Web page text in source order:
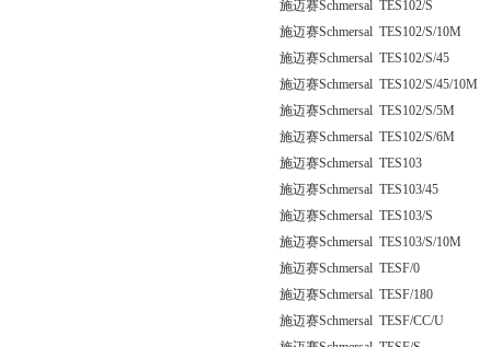
施迈赛Schmersal TES102/S
施迈赛Schmersal TES102/S/10M
施迈赛Schmersal TES102/S/45
施迈赛Schmersal TES102/S/45/10M
施迈赛Schmersal TES102/S/5M
施迈赛Schmersal TES102/S/6M
施迈赛Schmersal TES103
施迈赛Schmersal TES103/45
施迈赛Schmersal TES103/S
施迈赛Schmersal TES103/S/10M
施迈赛Schmersal TESF/0
施迈赛Schmersal TESF/180
施迈赛Schmersal TESF/CC/U